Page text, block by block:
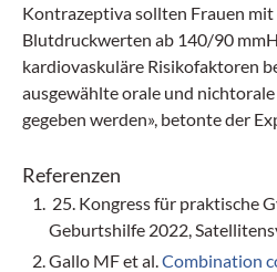
Kontrazeptiva sollten Frauen
Blutdruckwerten ab 140/90
kardiovaskuläre Risikofaktoren
ausgewählte orale und
gegeben werden», betonte der
Referenzen
25. Kongress für praktische
Geburtshilfe 2022,
Gallo MF et al. Combination